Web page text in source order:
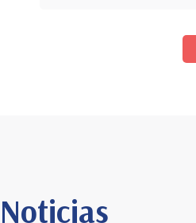
Noticias